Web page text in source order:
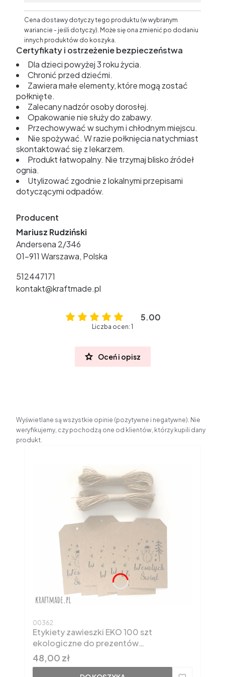
Cena dostawy dotyczy tego produktu (w wybranym
wariancie - jeśli dotyczy). Może się ona zmienić po dodaniu
innych produktów do koszyka.
Certyfikaty i ostrzeżenie bezpieczeństwa
Dla dzieci powyżej 3 roku życia.
Chronić przed dziećmi.
Zawiera małe elementy, które mogą zostać
połknięte.
Zalecany nadzór osoby dorosłej.
Opakowanie nie służy do zabawy.
Przechowywać w suchym i chłodnym miejscu.
Nie spożywać. W razie połknięcia natychmiast
skontaktować się z lekarzem.
Produkt łatwopalny. Nie trzymaj blisko źródeł
ognia.
Utylizować zgodnie z lokalnymi przepisami
dotyczącymi odpadów.
Producent
Mariusz Rudziński
Andersena 2/346
01-911 Warszawa, Polska
512447171
kontakt@kraftmade.pl
5.00
Liczba ocen: 1
Oceń i opisz
Wyświetlane są wszystkie opinie (pozytywne i negatywne). Nie
weryfikujemy, czy pochodzą one od klientów, którzy kupili dany
produkt.
Kod produktu
00362
Etykiety zawieszki EKO 100 szt
ekologiczne do prezentów
świątecznych 5x9 cm
Cena
48,00 zł